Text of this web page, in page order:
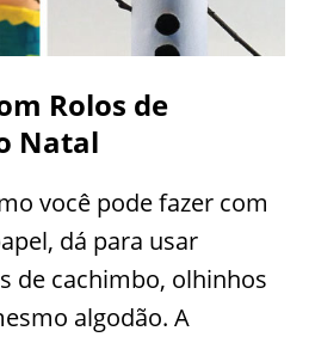
Rolos de
Natal
você pode fazer com
dá para usar
de cachimbo, olhinhos
algodão. A